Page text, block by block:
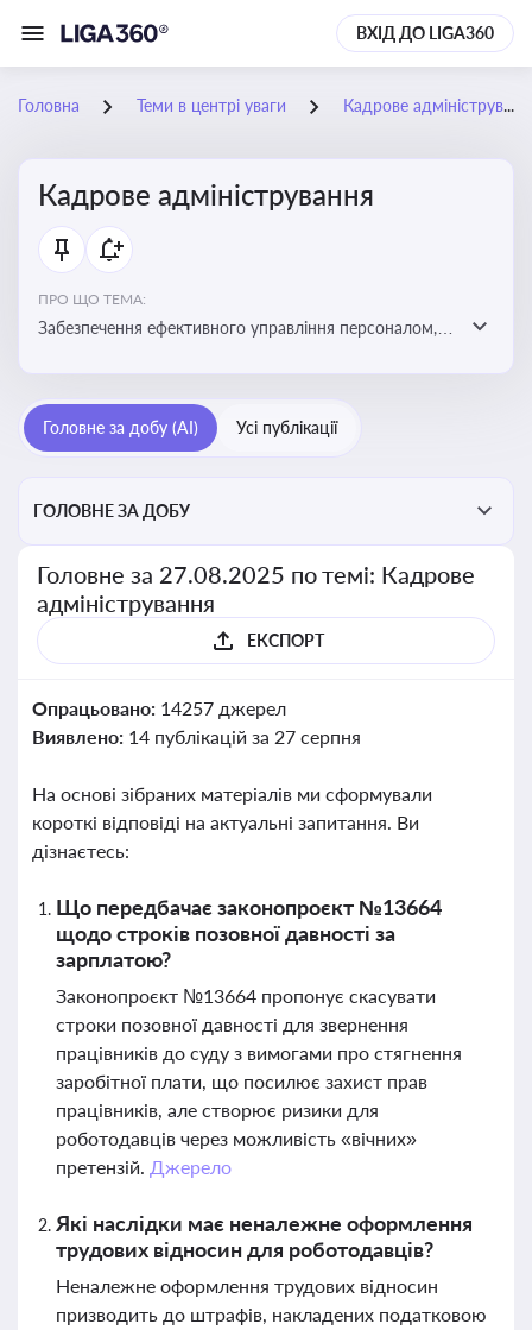
ВХІД ДО LIGA360
Головна Теми в центрі уваги Кадрове адміністрування
Кадрове адміністрування
ПРО ЩО ТЕМА:
Забезпечення ефективного управління персоналом,
Головне за добу (AI) Усі публікації
ГОЛОВНЕ ЗА ДОБУ
Головне за 27.08.2025 по темі: Кадрове
адміністрування
ЕКСПОРТ
Опрацьовано: 14257 джерел
Виявлено: 14 публікацій за 27 серпня
На основі зібраних матеріалів ми сформували
короткі відповіді на актуальні запитання. Ви
дізнаєтесь:
Що передбачає законопроєкт №13664
щодо строків позовної давності за
зарплатою?
Законопроєкт №13664 пропонує скасувати
строки позовної давності для звернення
працівників до суду з вимогами про стягнення
заробітної плати, що посилює захист прав
працівників, але створює ризики для
роботодавців через можливість «вічних»
претензій. Джерело
Які наслідки має неналежне оформлення
трудових відносин для роботодавців?
Неналежне оформлення трудових відносин
призводить до штрафів, накладених податковою